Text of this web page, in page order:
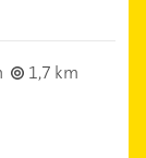
1,7 km